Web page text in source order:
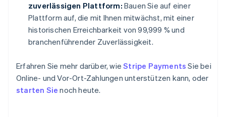
zuverlässigen Plattform: Bauen Sie auf einer
Plattform auf, die mit Ihnen mitwächst, mit einer
historischen Erreichbarkeit von 99,999 % und
branchenführender Zuverlässigkeit.
Erfahren Sie mehr darüber, wieStripe Payments Sie bei
Online- und Vor-Ort-Zahlungen unterstützen kann, oder
starten Sie noch heute.